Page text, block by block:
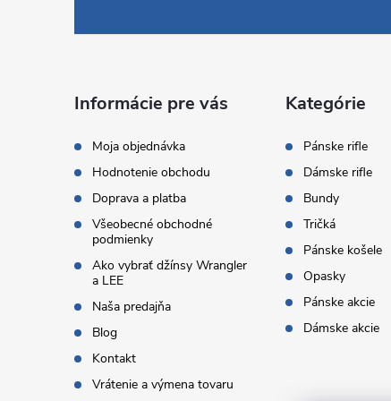
Informácie pre vás
Moja objednávka
Hodnotenie obchodu
Doprava a platba
Všeobecné obchodné
podmienky
Ako vybrať džínsy Wrangler
a LEE
Naša predajňa
Blog
Kontakt
Vrátenie a výmena tovaru
Kategórie
Pánske rifle
Dámske rifle
Bundy
Tričká
Pánske košele
Opasky
Pánske akcie
Dámske akcie